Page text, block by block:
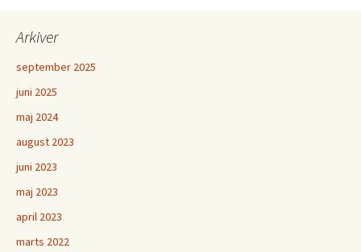
Arkiver
september 2025
juni 2025
maj 2024
august 2023
juni 2023
maj 2023
april 2023
marts 2022